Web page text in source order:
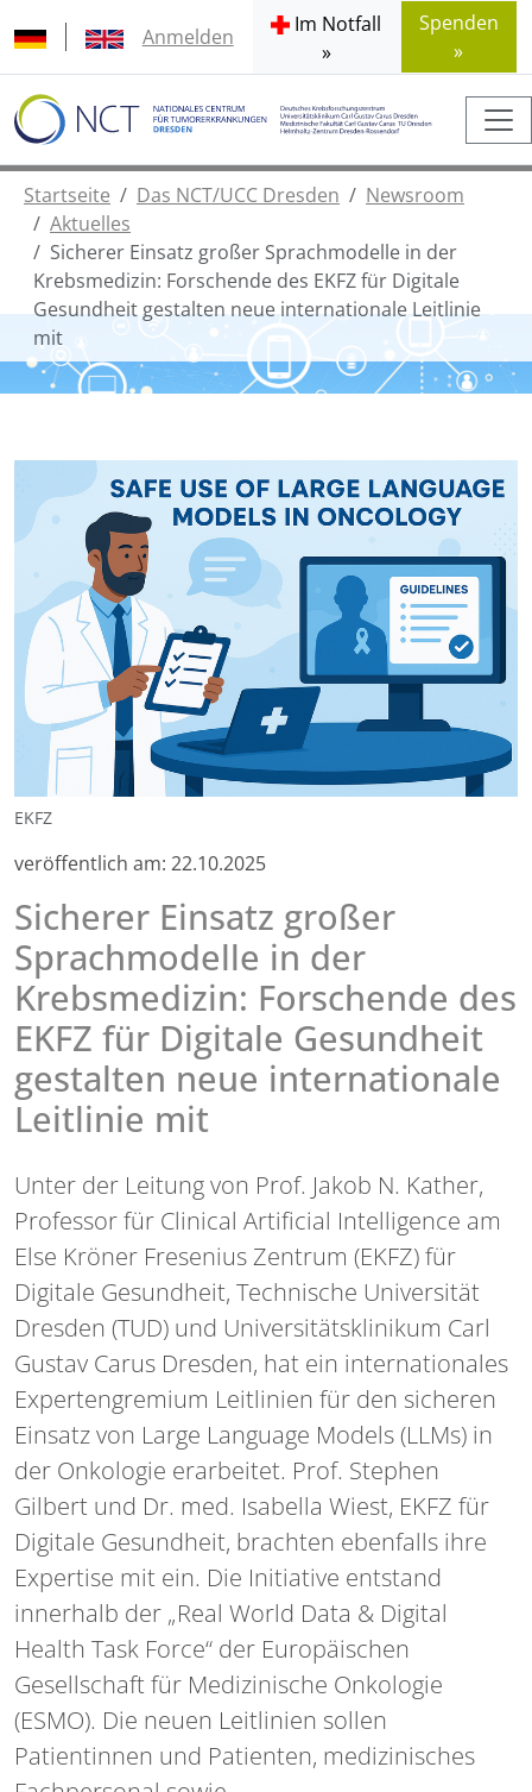
Anmelden
Im Notfall
»
Spenden
»
Startseite Das NCT/UCC Dresden
Newsroom
Aktuelles
Sicherer Einsatz großer Sprachmodelle in der
Krebsmedizin: Forschende des EKFZ für Digitale
Gesundheit gestalten neue internationale Leitlinie
mit
EKFZ
veröffentlich am: 22.10.2025
Sicherer Einsatz großer
Sprachmodelle in der
Krebsmedizin: Forschende des
EKFZ für Digitale Gesundheit
gestalten neue internationale
Leitlinie mit
Unter der Leitung von Prof. Jakob N. Kather,
Professor für Clinical Artificial Intelligence am
Else Kröner Fresenius Zentrum (EKFZ) für
Digitale Gesundheit, Technische Universität
Dresden (TUD) und Universitätsklinikum Carl
Gustav Carus Dresden, hat ein internationales
Expertengremium Leitlinien für den sicheren
Einsatz von Large Language Models (LLMs) in
der Onkologie erarbeitet. Prof. Stephen
Gilbert und Dr. med. Isabella Wiest, EKFZ für
Digitale Gesundheit, brachten ebenfalls ihre
Expertise mit ein. Die Initiative entstand
innerhalb der „Real World Data & Digital
Health Task Force“ der Europäischen
Gesellschaft für Medizinische Onkologie
(ESMO). Die neuen Leitlinien sollen
Patientinnen und Patienten, medizinisches